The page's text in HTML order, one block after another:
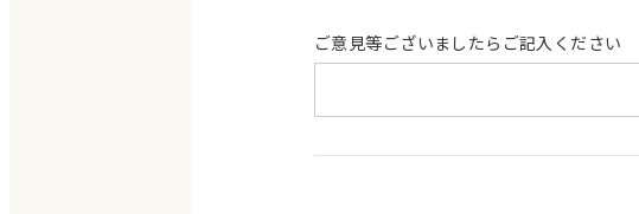
ご意見等ございましたらご記入ください